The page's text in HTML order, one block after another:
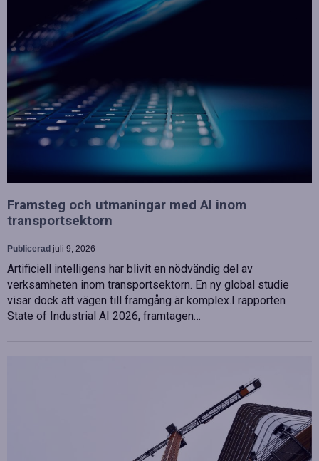
Framsteg och utmaningar med AI inom
transportsektorn
Publicerad juli 9, 2026
Artificiell intelligens har blivit en nödvändig del av
verksamheten inom transportsektorn. En ny global studie
visar dock att vägen till framgång är komplex.I rapporten
State of Industrial AI 2026, framtagen…